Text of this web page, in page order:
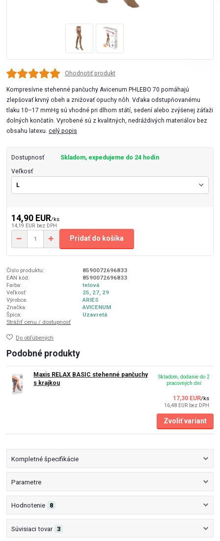
Ohodnotiť produkt
Kompresívne stehenné pančuchy Avicenum PHLEBO 70 pomáhajú
zlepšovať krvný obeh a znižovať opuchy nôh. Vďaka odstupňovanému
tlaku 10–17 mmHg sú vhodné pri dlhom státí, sedení alebo zvýšenej záťaži
dolných končatín. Vyrobené sú z kvalitných, nedráždivých materiálov bez
obsahu latexu.celý popis
Dostupnosť Skladom, expedujeme do 24 hodín
Veľkosť
14,90 EUR/ks
14,19 EUR bez DPH
Pridať do košíka
Číslo produktu:
8590072696833
EAN kód:
8590072696833
Farba:
telová
Veľkosť:
25, 27, 29
Výrobca:
ARIES
Značka:
AVICENUM
Špica:
Uzavretá
Strážiť cenu / dostupnosť
Do obľúbených
Podobné produkty
Maxis RELAX BASIC stehenné pančuchy
s krajkou
17,30 EUR/ks
16,48 EUR bez DPH
Skladom, dodanie do 2
pracovných dní
Zvoliť variant
Kompletné špecifikácie
Parametre
Hodnotenie 8
Súvisiaci tovar 3